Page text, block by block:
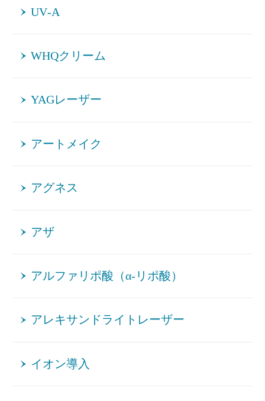
UV‐A
WHQクリーム
YAGレーザー
アートメイク
アグネス
アザ
アルファリポ酸（α-リポ酸）
アレキサンドライトレーザー
イオン導入